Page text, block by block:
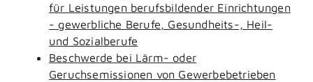
für Leistungen berufsbildender Einrichtungen
- gewerbliche Berufe, Gesundheits-, Heil-
und Sozialberufe
Beschwerde bei Lärm- oder
Geruchsemissionen von Gewerbebetrieben